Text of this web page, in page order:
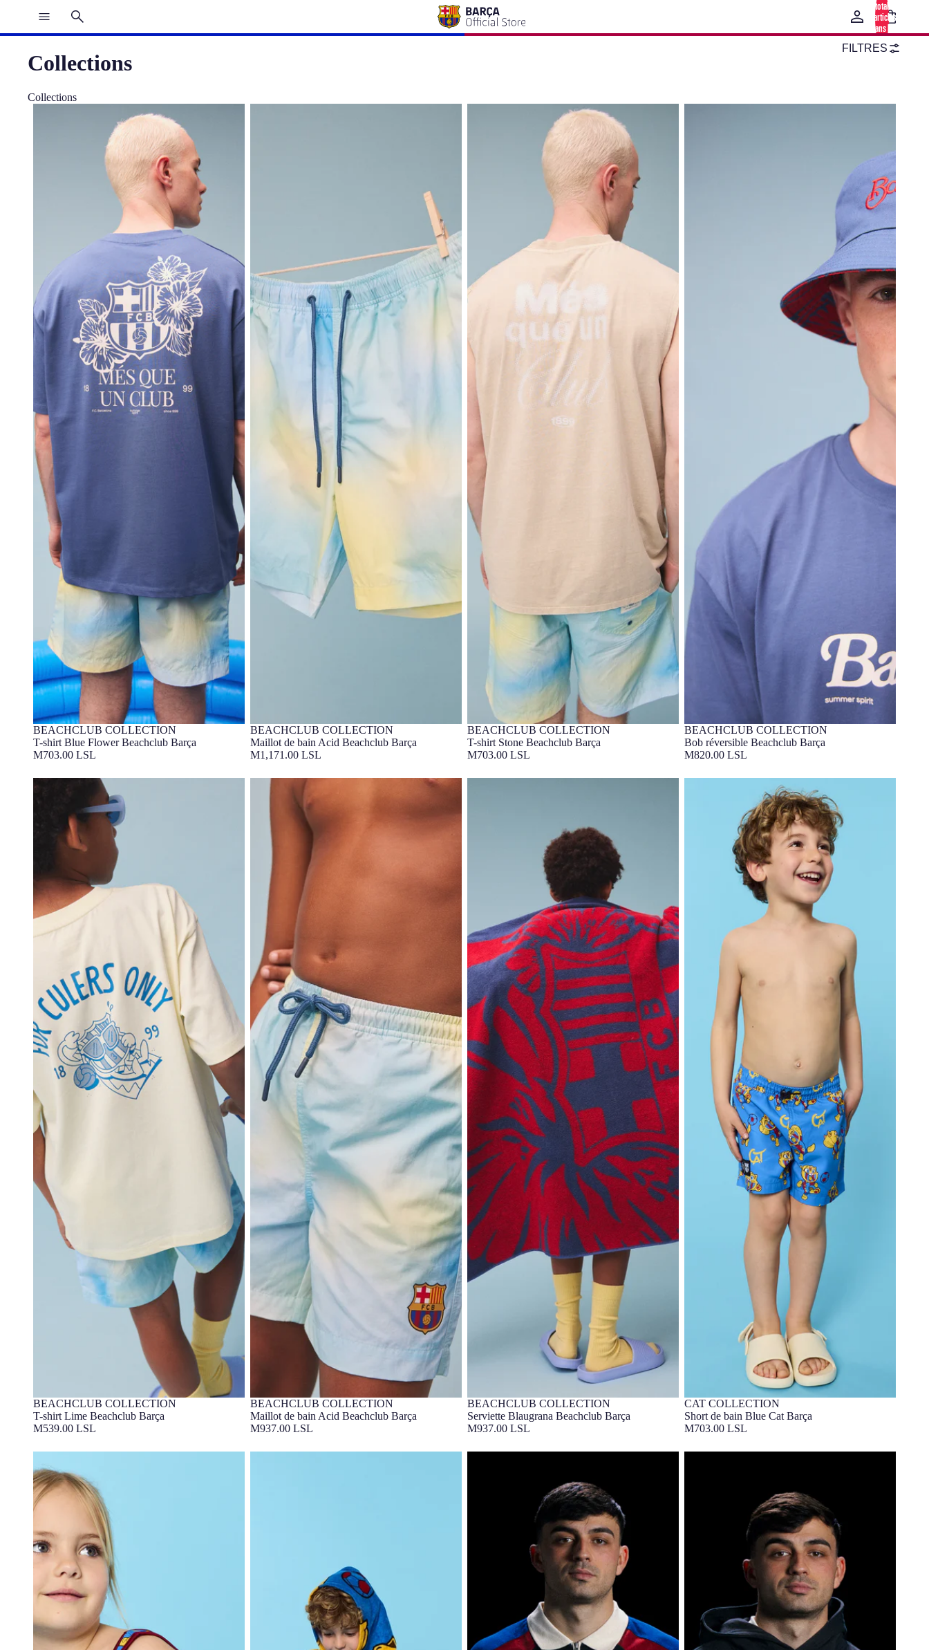
total
d’articles
dans le
Collections
Collections
FILTRES
Barça Exclusif
BEACHCLUB COLLECTION
T-shirt Blue Flower Beachclub Barça
M703.00 LSL
Barça Exclusif
BEACHCLUB COLLECTION
Maillot de bain Acid Beachclub Barça
M1,171.00 LSL
T-shirt Stone Beachclub Barça
Barça Exclusif
BEACHCLUB COLLECTION
T-shirt Stone Beachclub Barça
M703.00 LSL
Barça Exclusif
BEACHCLUB COLLECTION
Bob réversible Beachclub Barça
M820.00 LSL
T-shirt Lime Beachclub Barça
7-16 ANS
Barça Exclusif
BEACHCLUB COLLECTION
T-shirt Lime Beachclub Barça
M539.00 LSL
Maillot de bain Acid Beachclub Barça
7-16 ANS
Barça Exclusif
BEACHCLUB COLLECTION
Maillot de bain Acid Beachclub Barça
M937.00 LSL
Épuisé
Barça Exclusif
BEACHCLUB COLLECTION
Serviette Blaugrana Beachclub Barça
M937.00 LSL
Short de bain Blue Cat Barça
3-7 ANS
Barça Exclusif
CAT COLLECTION
Short de bain Blue Cat Barça
M703.00 LSL